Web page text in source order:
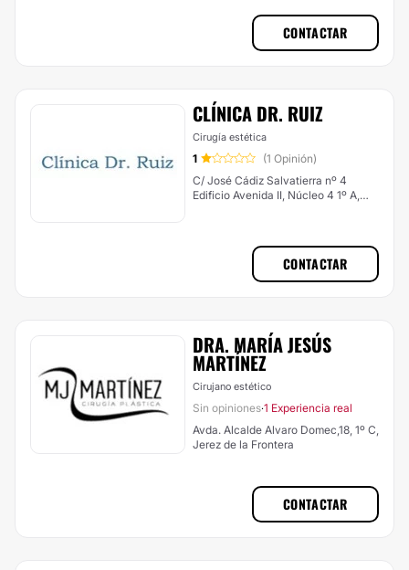
CONTACTAR
CLÍNICA DR. RUIZ
Cirugía estética
1
(1 Opinión)
C/ José Cádiz Salvatierra nº 4
Edificio Avenida II, Núcleo 4 1º A,
CONTACTAR
DRA. MARÍA JESÚS
MARTÍNEZ
Cirujano estético
Sin opiniones·1 Experiencia real
Avda. Alcalde Alvaro Domec,18, 1º C,
Jerez de la Frontera
CONTACTAR